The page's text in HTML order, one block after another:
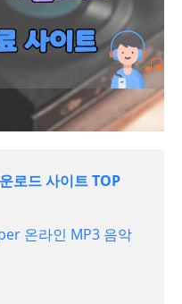
로드 사이트 TOP
온라인 MP3 음악